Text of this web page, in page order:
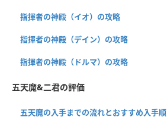
指揮者の神殿（イオ）の攻略
指揮者の神殿（デイン）の攻略
指揮者の神殿（ドルマ）の攻略
五天魔&二君の評価
五天魔の入手までの流れとおすすめ入手順